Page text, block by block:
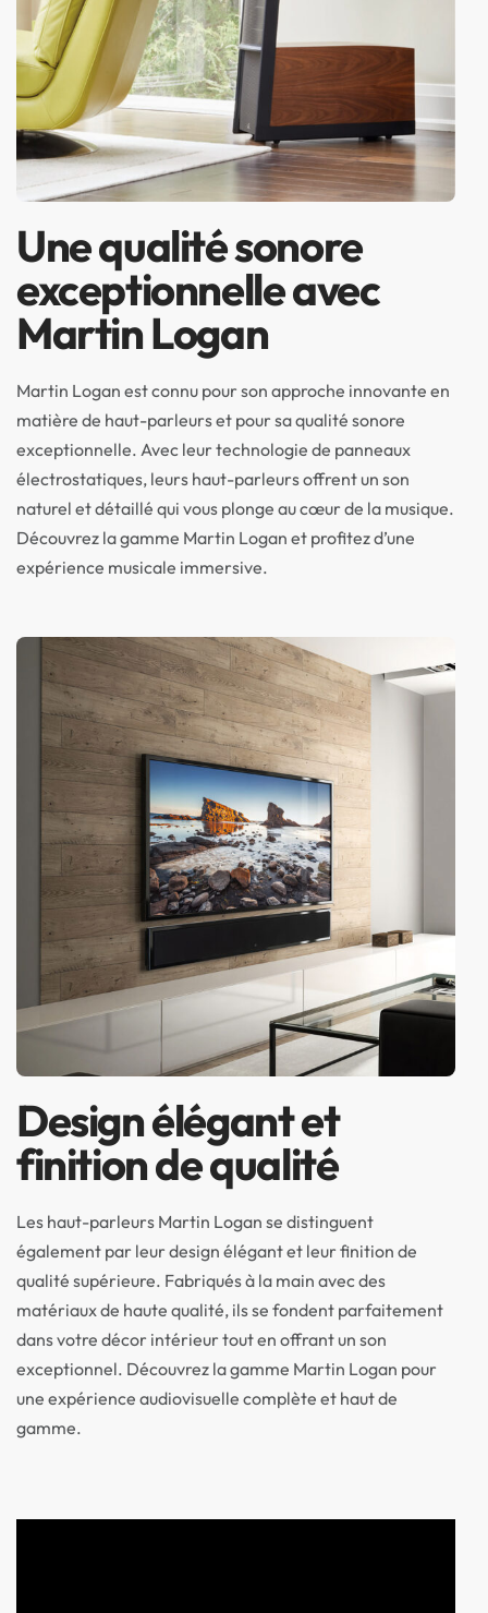
Une qualité sonore
exceptionnelle avec
Martin Logan
Martin Logan est connu pour son approche innovante en
matière de haut-parleurs et pour sa qualité sonore
exceptionnelle. Avec leur technologie de panneaux
électrostatiques, leurs haut-parleurs offrent un son
naturel et détaillé qui vous plonge au cœur de la musique.
Découvrez la gamme Martin Logan et profitez d’une
expérience musicale immersive.
Design élégant et
finition de qualité
Les haut-parleurs Martin Logan se distinguent
également par leur design élégant et leur finition de
qualité supérieure. Fabriqués à la main avec des
matériaux de haute qualité, ils se fondent parfaitement
dans votre décor intérieur tout en offrant un son
exceptionnel. Découvrez la gamme Martin Logan pour
une expérience audiovisuelle complète et haut de
gamme.